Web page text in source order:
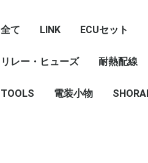
全て LINK
Plug-in ECU
Wire-in ECU
PDM
ECUアクセサリー
Apparel
ECUセット
リレー・ヒューズ
リレー
リレーBOX
ヒューズケース
ブレーカー式ブレード
ブレーカー
耐熱配線
ETFE
FEP
TOOLS 電装小物